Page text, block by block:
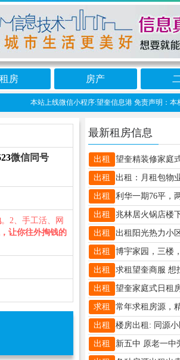
租房 房产
本站上线微信小程序:望奎信息港 免责声明：本
微信同号
。2、手工活、网
让你往外掏钱的
最新租房信息
出租
出租
出租
出租
出租 出租阳光热力小
出租
出租
出租
求租
出租
出租